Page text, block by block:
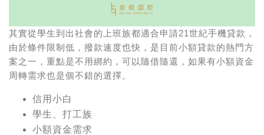
其實從學生到出社會的上班族都適合申請21世紀手機貸款，
由於條件限制低，撥款速度也快，是目前小額貸款的熱門方
案之一，重點是不用綁約，可以隨借隨還，如果有小額資金
周轉需求也是個不錯的選擇。
信用小白
學生、打工族
小額資金需求